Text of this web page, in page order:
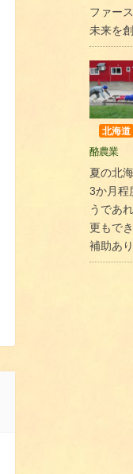
ファー
未来を
北海道
酪農業
夏の北
3か月程
うであ
更もで
補助あ